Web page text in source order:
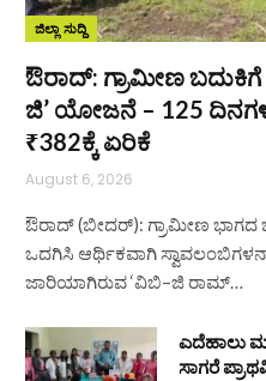
ಜಿಲ್ಲಾ ಸುದ್ದಿ
ಔರಾದ್: ಗ್ರಾಮೀಣ
ಜಿ’ ಯೋಜನೆ – 125
₹382ಕ್ಕೆ ಏರಿಕೆ
August 6, 2026
ಔರಾದ್ (ಬೀದರ್): ಗ್ರಾಮೀಣ
ಒದಗಿಸಿ ಆರ್ಥಿಕವಾಗಿ
ಜಾರಿಯಾಗಿರುವ ‘ವಿಬಿ–ಜಿ ರಾಮ್…
ಎದೆಹಾಲು
ಸಾಗರೆ